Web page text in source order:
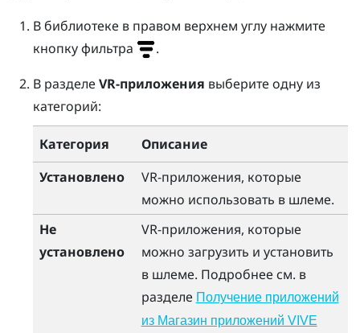
В библиотеке в правом верхнем углу нажмите
кнопку фильтра
.
В разделе VR-приложения выберите одну из
категорий:
Категория
Описание
Установлено
VR-приложения, которые
можно использовать в шлеме.
Не
установлено
VR-приложения, которые
можно загрузить и установить
в шлеме. Подробнее см. в
разделе Получение приложений
из Магазин приложений VIVE